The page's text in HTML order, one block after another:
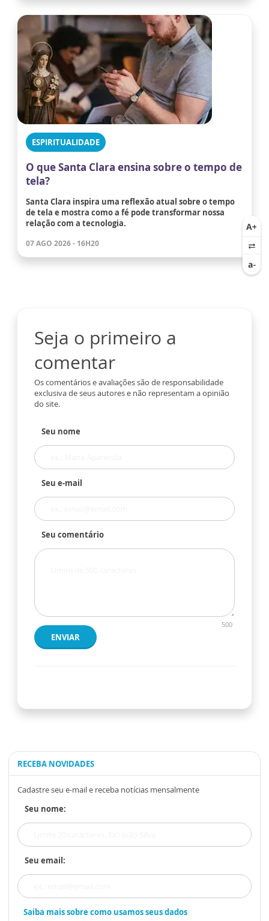
ESPIRITUALIDADE
O que Santa Clara ensina sobre o tempo de
tela?
Santa Clara inspira uma reflexão atual sobre o tempo
de tela e mostra como a fé pode transformar nossa
relação com a tecnologia.
07 AGO 2026 - 16H20
Seja o primeiro a
comentar
Os comentários e avaliações são de responsabilidade
exclusiva de seus autores e não representam a opinião
do site.
Seu nome
Seu e-mail
Seu comentário
500
ENVIAR
RECEBA NOVIDADES
Cadastre seu e-mail e receba notícias mensalmente
Seu nome:
Seu email:
Saiba mais sobre como usamos seus dados